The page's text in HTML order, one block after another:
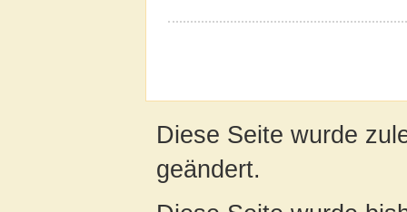
Diese Seite wurde
geändert.